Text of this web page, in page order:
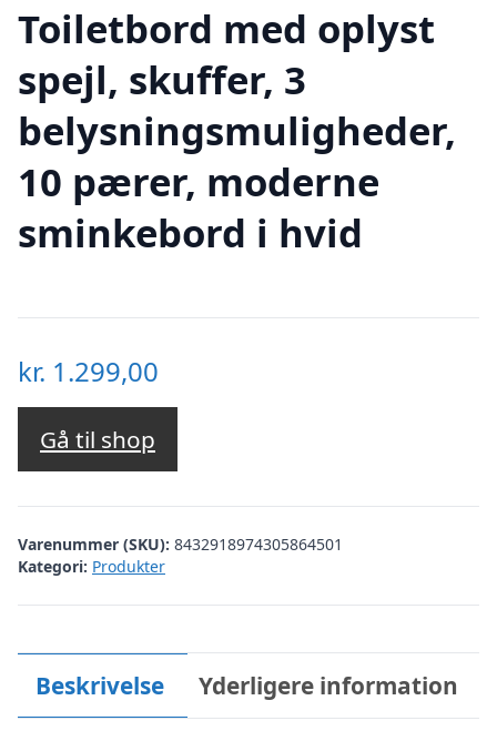
Toiletbord med oplyst
spejl, skuffer, 3
belysningsmuligheder,
10 pærer, moderne
sminkebord i hvid
kr. 1.299,00
Gå til shop
Varenummer (SKU): 8432918974305864501
Kategori: Produkter
Beskrivelse Yderligere information